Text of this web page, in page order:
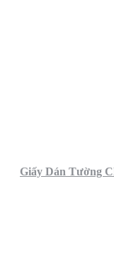
Giấy Dán Tường